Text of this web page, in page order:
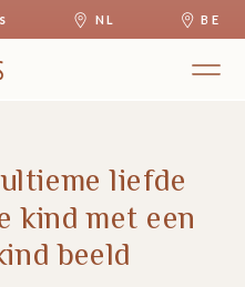
BE
NL
liefde
kind met een
beeld